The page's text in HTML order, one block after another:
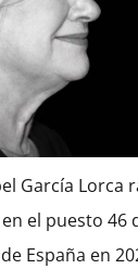
García Lorca
el puesto 46
España en